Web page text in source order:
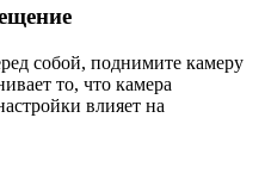
собой, поднимите камеру
то, что камера
влияет на